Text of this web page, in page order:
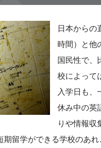
日本からの
時間）と他
国民性で、
校によって
入学日も、
休み中の英
りや情報収
留学ができる学校のあれ